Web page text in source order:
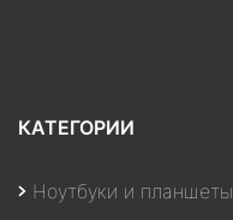
КАТЕГОРИИ
Ноутбуки и планшеты